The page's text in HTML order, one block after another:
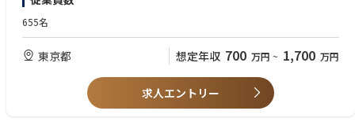
待します。
預金、決済、ローン、投資信託、デビットなど、お客さまの生活に直結す
る銀行サービスのシステム開発に携わります。担当領域の専門性だけでな
者をリードした経験
業務部門や外部ベンダー等、複数のステークホルダーとの調整・交渉経験
【歓迎】
銀行の預金、決済、外貨、ローン、投資信託、デビット、市場系、会計、
事務処理等に関する業務知識
銀行システムまたは証券システムの開発・更改経験
大規模または複数ベンダーが関わるプロジェクトのマネジメント経験
655名
東京都 想定年収 700 万円 ~ 1,700 万円
求人エントリー